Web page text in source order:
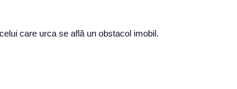
care urca se află un obstacol imobil.